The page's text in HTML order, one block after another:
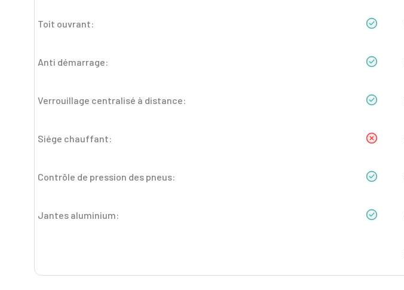
Toit ouvrant:
Anti démarrage:
Verrouillage centralisé à distance:
Siége chauffant:
Contrôle de pression des pneus:
Jantes aluminium: